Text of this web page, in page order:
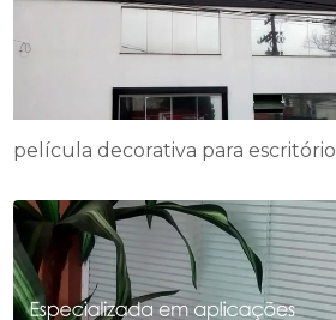
película decorativa para escritório